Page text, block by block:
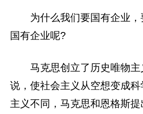
为什么我们要国有企业
国有企业呢?
马克思创立了历史唯物
说，使社会主义从空想变成
主义不同，马克思和恩格斯